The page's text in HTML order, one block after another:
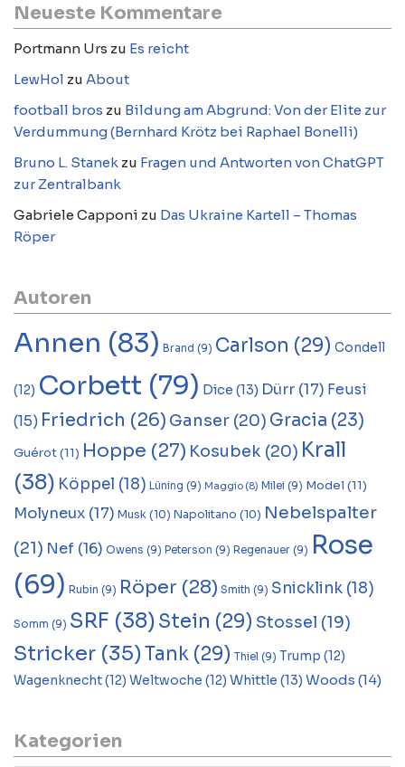
Neueste Kommentare
Portmann Urs zu Es reicht
LewHol zu About
football bros zu Bildung am Abgrund: Von der Elite zur
Verdummung (Bernhard Krötz bei Raphael Bonelli)
Bruno L. Stanek zu Fragen und Antworten von ChatGPT
zur Zentralbank
Gabriele Capponi zu Das Ukraine Kartell – Thomas
Röper
Autoren
Annen (83) Brand (9) Carlson (29) Condell
(12) Corbett (79) Dice (13) Dürr (17) Feusi
(15) Friedrich (26) Ganser (20) Gracia (23)
Guérot(11) Hoppe (27) Kosubek (20) Krall
(38) Köppel (18) Lüning (9) Maggio (8) Milei (9) Model (11)
Molyneux (17) Musk(10) Napolitano (10) Nebelspalter
(21) Nef (16) Owens (9) Peterson (9) Regenauer (9) Rose
(69) Rubin (9) Röper (28) Smith (9) Snicklink (18)
Somm (9) SRF (38)Stein (29) Stossel (19)
Stricker (35)Tank (29) Thiel (9) Trump (12)
Wagenknecht(12) Weltwoche (12) Whittle (13) Woods (14)
Kategorien